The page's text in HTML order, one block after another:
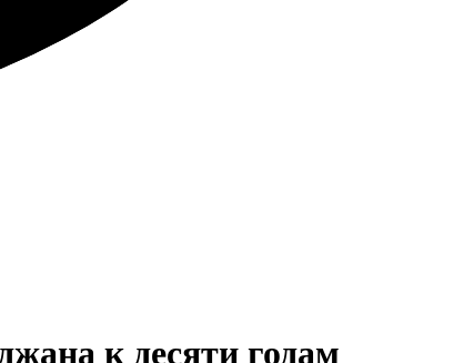
к десяти годам